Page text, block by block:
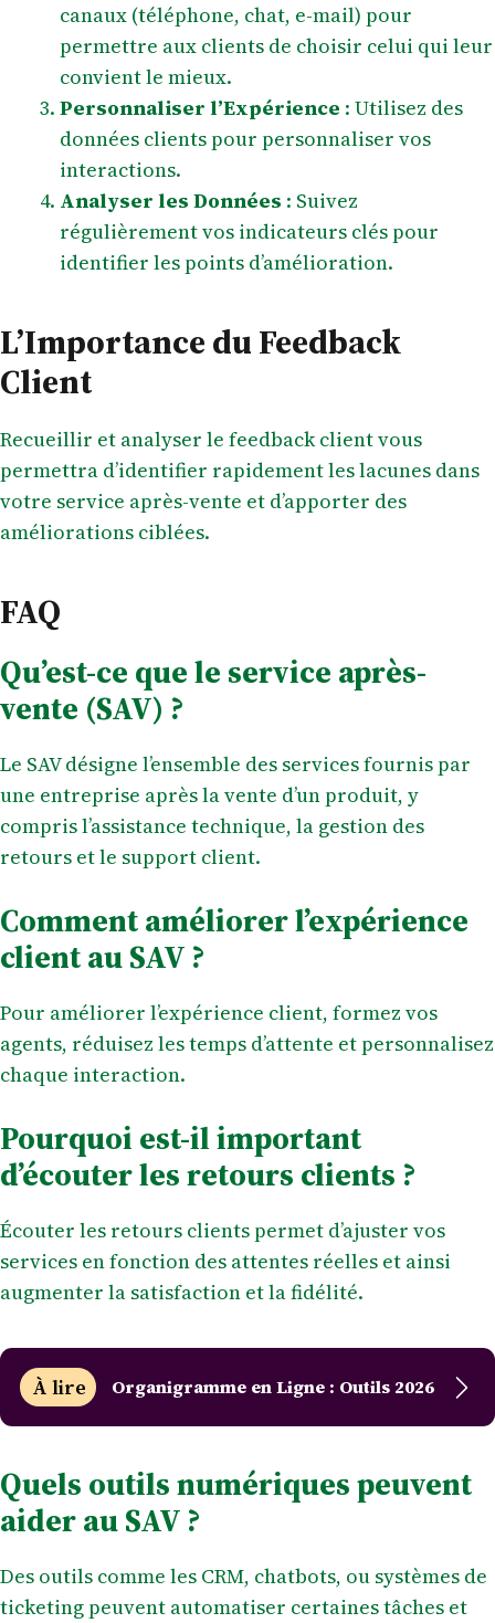
canaux (téléphone, chat, e-mail) pour
permettre aux clients de choisir celui qui leur
convient le mieux.
Personnaliser l’Expérience : Utilisez des
données clients pour personnaliser vos
interactions.
Analyser les Données : Suivez
régulièrement vos indicateurs clés pour
identifier les points d’amélioration.
L’Importance du Feedback
Client
Recueillir et analyser le feedback client vous
permettra d’identifier rapidement les lacunes dans
votre service après-vente et d’apporter des
améliorations ciblées.
FAQ
Qu’est-ce que le service après-
vente (SAV) ?
Le SAV désigne l’ensemble des services fournis par
une entreprise après la vente d’un produit, y
compris l’assistance technique, la gestion des
retours et le support client.
Comment améliorer l’expérience
client au SAV ?
Pour améliorer l’expérience client, formez vos
agents, réduisez les temps d’attente et personnalisez
chaque interaction.
Pourquoi est-il important
d’écouter les retours clients ?
Écouter les retours clients permet d’ajuster vos
services en fonction des attentes réelles et ainsi
augmenter la satisfaction et la fidélité.
À lire Organigramme en Ligne : Outils 2026
Quels outils numériques peuvent
aider au SAV ?
Des outils comme les CRM, chatbots, ou systèmes de
ticketing peuvent automatiser certaines tâches et